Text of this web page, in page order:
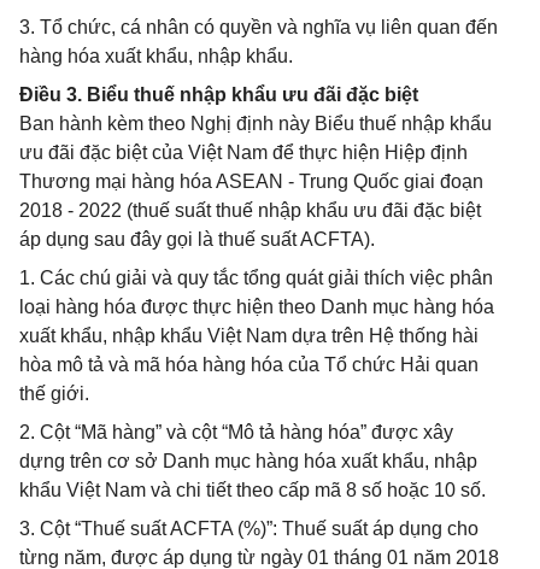
3. Tổ chức, cá nhân có quyền và nghĩa vụ liên quan đến
hàng hóa xuất khẩu, nhập khẩu.
Điều 3. Biểu thuế nhập khẩu ưu đãi đặc biệt
Ban hành kèm theo Nghị định này Biểu thuế nhập khẩu
ưu đãi đặc biệt của Việt Nam để thực hiện Hiệp định
Thương mại hàng hóa ASEAN - Trung Quốc giai đoạn
2018 - 2022 (thuế suất thuế nhập khẩu ưu đãi đặc biệt
áp dụng sau đây gọi là thuế suất ACFTA).
1. Các chú giải và quy tắc tổng quát giải thích việc phân
loại hàng hóa được thực hiện theo Danh mục hàng hóa
xuất khẩu, nhập khẩu Việt Nam dựa trên Hệ thống hài
hòa mô tả và mã hóa hàng hóa của Tổ chức Hải quan
thế giới.
2. Cột “Mã hàng” và cột “Mô tả hàng hóa” được xây
dựng trên cơ sở Danh mục hàng hóa xuất khẩu, nhập
khẩu Việt Nam và chi tiết theo cấp mã 8 số hoặc 10 số.
3. Cột “Thuế suất ACFTA (%)”: Thuế suất áp dụng cho
từng năm, được áp dụng từ ngày 01 tháng 01 năm 2018